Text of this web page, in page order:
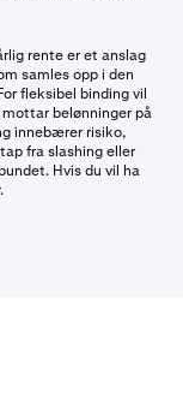
rente er et anslag
samles opp i den
fleksibel binding vil
mottar belønninger på
innebærer risiko,
fra slashing eller
Hvis du vil ha